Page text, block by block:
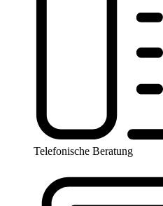
Telefonische Beratung